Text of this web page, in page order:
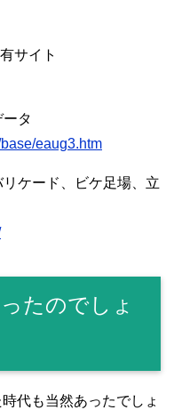
サイト
タ
eaug3.htm
ケード、ビケ足場、立
たのでしょ
代も当然あったでしょ